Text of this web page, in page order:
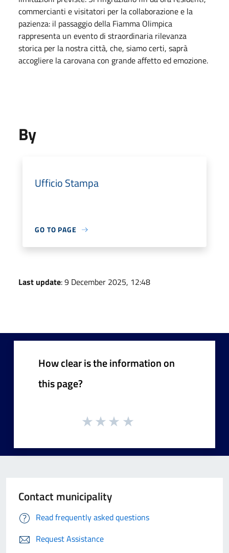
commercianti e visitatori per la collaborazione e la
pazienza: il passaggio della Fiamma Olimpica
rappresenta un evento di straordinaria rilevanza
storica per la nostra città, che, siamo certi, saprà
accogliere la carovana con grande affetto ed emozione.
By
Ufficio Stampa
GO TO PAGE
Last update: 9 December 2025, 12:48
How clear is the information on
this page?
Contact municipality
Read frequently asked questions
Request Assistance